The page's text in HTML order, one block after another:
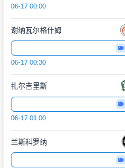
06-17 00:00
谢纳瓦尔格什姆
06-17 00:30
扎尔吉里斯
06-17 01:00
兰斯科罗纳